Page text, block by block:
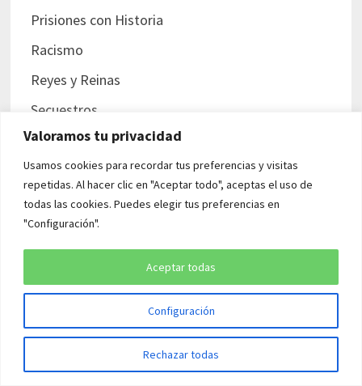
Valoramos tu privacidad
Usamos cookies para recordar tus preferencias y visitas
repetidas. Al hacer clic en "Aceptar todo", aceptas el uso de
todas las cookies. Puedes elegir tus preferencias en
"Configuración".
Configuración
Rechazar todas
Aceptar todas
Prisiones con Historia
Racismo
Reyes y Reinas
Secuestros
Segunda Guerra Mundial
Sexo en la Historia
Teorías de la conspiración
Tercer Reich
Uncategorized
Venenos en la Historia
Viejo Oeste